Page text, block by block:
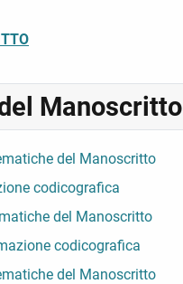
Manoscritto
del Manoscritto
codicografica
del Manoscritto
codicografica
del Manoscritto